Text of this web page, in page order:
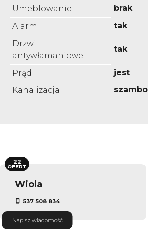
Umeblowanie
brak
Alarm
tak
Drzwi
antywłamaniowe
tak
Prąd
jest
Kanalizacja
szambo
Wiola
537 508 834
Napisz wiadomość
22
OFERT